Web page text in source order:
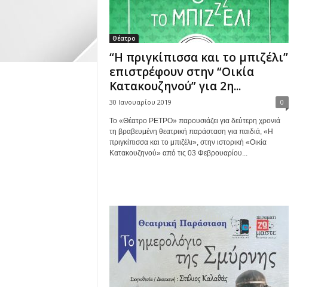
Θέατρο
“Η πριγκίπισσα και το μπιζέλι”
επιστρέφουν στην “Οικία
Κατακουζηνού” για 2η...
30 Ιανουαρίου 2019 0
Το «Θέατρο ΡΕΤΡΟ» παρουσιάζει για δεύτερη χρονιά
τη βραβευμένη θεατρική παράσταση για παιδιά, «Η
πριγκίπισσα και το μπιζέλι», στην ιστορική «Οικία
Κατακουζηνού» από τις 03 Φεβρουαρίου...